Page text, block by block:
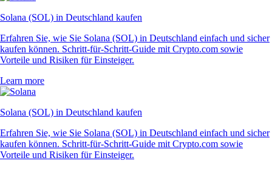
Solana (SOL) in Deutschland kaufen
Erfahren Sie, wie Sie Solana (SOL) in Deutschland einfach und sicher
kaufen können. Schritt-für-Schritt-Guide mit Crypto.com sowie
Vorteile und Risiken für Einsteiger.
Learn more
Solana (SOL) in Deutschland kaufen
Erfahren Sie, wie Sie Solana (SOL) in Deutschland einfach und sicher
kaufen können. Schritt-für-Schritt-Guide mit Crypto.com sowie
Vorteile und Risiken für Einsteiger.